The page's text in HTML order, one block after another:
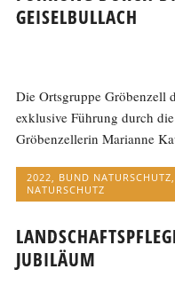
GEISELBULLACH
Die Ortsgruppe Gröbenzell
exklusive Führung durch
Gröbenzellerin Marianne
2022 BUND NATURSCHUTZ
NATURSCHUTZ
JUBILÄUM